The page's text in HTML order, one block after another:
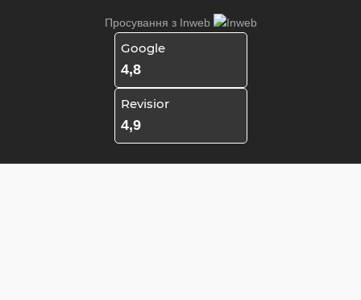
Просування з Inweb
Google
4,8
Revisior
4,9